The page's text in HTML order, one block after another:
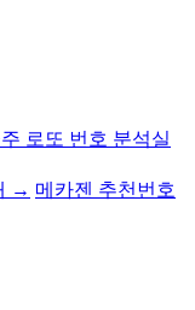
로또 번호 분석실
→ 메카젠 추천번호